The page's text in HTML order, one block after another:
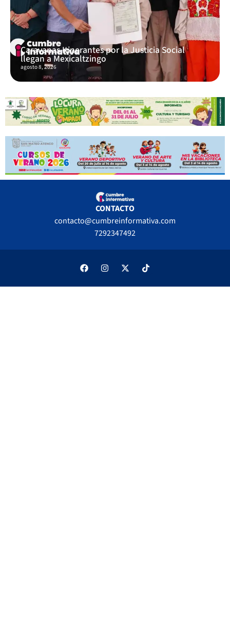
Caravanas Itinerantes por la Justicia Social
llegan a Mexicaltzingo
agosto 8, 2026
CONTACTO
contacto@cumbreinformativa.com
7292347492